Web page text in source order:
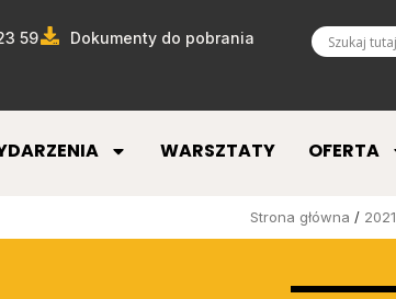
59 Dokumenty do pobrania
WARSZTATY OFERTA
Strona główna / 2021